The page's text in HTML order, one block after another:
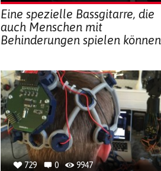
Eine spezielle Bassgitarre, die
auch Menschen mit
Behinderungen spielen können
729 0 9947